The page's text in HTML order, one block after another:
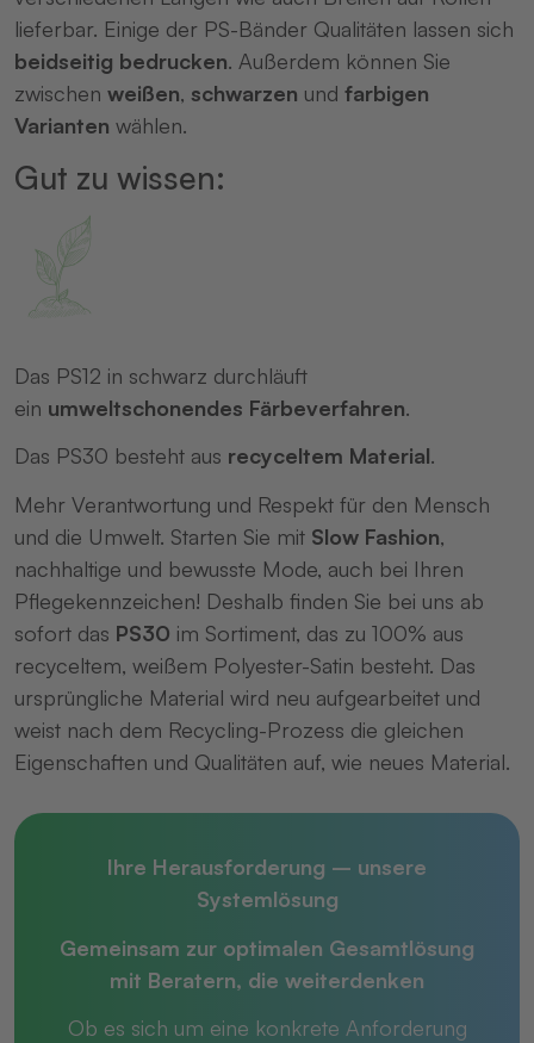
lieferbar. Einige der PS-Bänder Qualitäten lassen sich
beidseitig bedrucken. Außerdem können Sie
zwischen weißen, schwarzen und farbigen
Varianten wählen.
Gut zu wissen:
Das PS12 in schwarz durchläuft
ein umweltschonendes Färbeverfahren.
Das PS30 besteht aus recyceltem Material.
Mehr Verantwortung und Respekt für den Mensch
und die Umwelt. Starten Sie mit Slow Fashion,
nachhaltige und bewusste Mode, auch bei Ihren
Pflegekennzeichen! Deshalb finden Sie bei uns ab
sofort das PS30 im Sortiment, das zu 100% aus
recyceltem, weißem Polyester-Satin besteht. Das
ursprüngliche Material wird neu aufgearbeitet und
weist nach dem Recycling-Prozess die gleichen
Eigenschaften und Qualitäten auf, wie neues Material.
Ihre Herausforderung – unsere
Systemlösung
Gemeinsam zur optimalen Gesamtlösung
mit Beratern, die weiterdenken
Ob es sich um eine konkrete Anforderung